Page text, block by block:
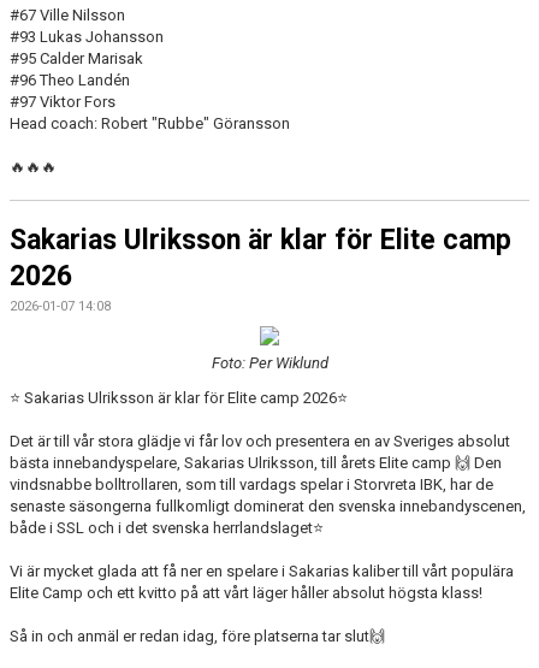
#67 Ville Nilsson
#93 Lukas Johansson
#95 Calder Marisak
#96 Theo Landén
#97 Viktor Fors
Head coach: Robert "Rubbe" Göransson
🔥🔥🔥
Sakarias Ulriksson är klar för Elite camp
2026
2026-01-07 14:08
Foto: Per Wiklund
⭐️ Sakarias Ulriksson är klar för Elite camp 2026⭐️
Det är till vår stora glädje vi får lov och presentera en av Sveriges absolut
bästa innebandyspelare, Sakarias Ulriksson, till årets Elite camp 🙌 Den
vindsnabbe bolltrollaren, som till vardags spelar i Storvreta IBK, har de
senaste säsongerna fullkomligt dominerat den svenska innebandyscenen,
både i SSL och i det svenska herrlandslaget⭐️
Vi är mycket glada att få ner en spelare i Sakarias kaliber till vårt populära
Elite Camp och ett kvitto på att vårt läger håller absolut högsta klass!
Så in och anmäl er redan idag, före platserna tar slut🙌